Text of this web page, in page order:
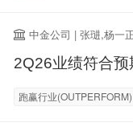
中金公司 | 张琎,杨一
2Q26业绩符合
跑赢行业(OUTPERFORM)